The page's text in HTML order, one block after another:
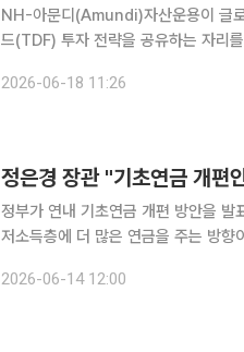
NH-아문디(Amundi)자산운용이 글
드(TDF) 투자 전략을 공유하는 자리
로 다뤄졌다. NH-아문디
2026-06-18 11:26
정은경 장관 "기초연금 개편
정부가 연내 기초연금 개편 방안을 발
저소득층에 더 많은 연금을 주는 방향이다. 정은경 보건복지부 장관은 11일 서울 모처에
조기에 확정하는 것이 목표”라고 말
2026-06-14 12:00